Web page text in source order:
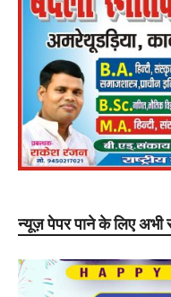
न्यूज़ पेपर पाने के लिए अभी